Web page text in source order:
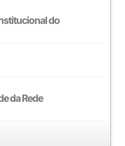
do
da Rede